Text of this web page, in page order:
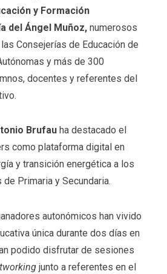
y Formación
del Ángel Muñoz, numerosos
Consejerías de Educación de
y más de 300
docentes y referentes del
Brufau ha destacado el
como plataforma digital en
y transición energética a los
Primaria y Secundaria.
autonómicos han vivido
única durante dos días en
podido disfrutar de sesiones
junto a referentes en el